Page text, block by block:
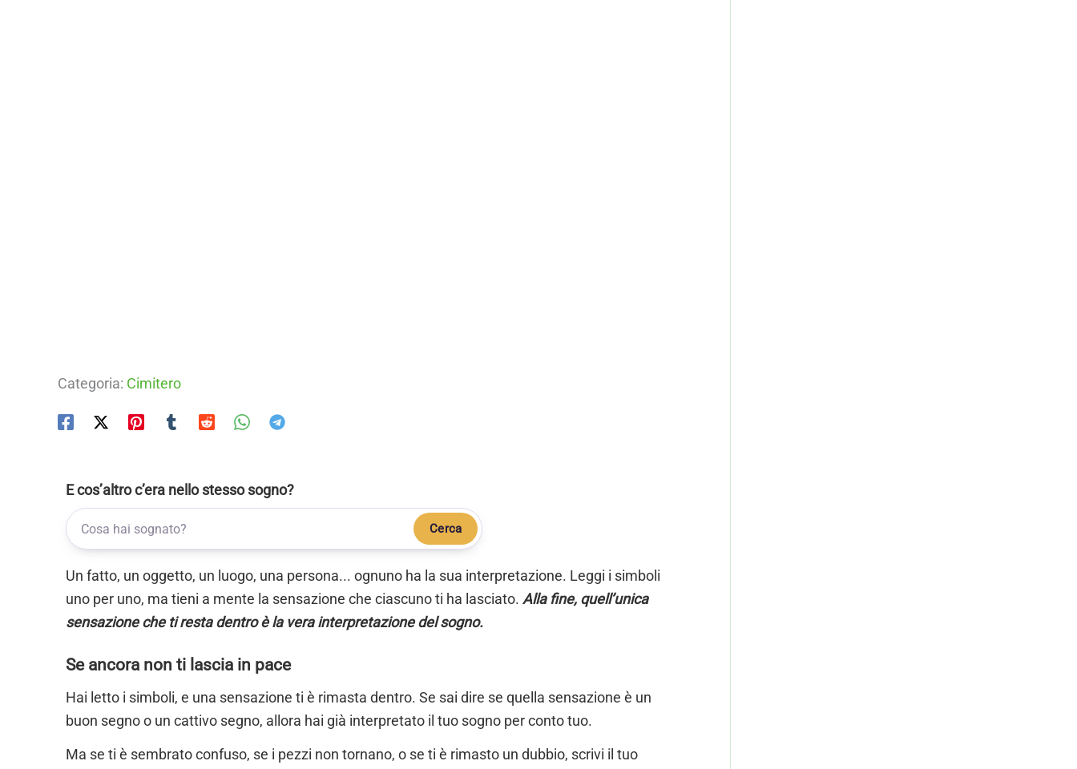
Categoria: Cimitero
E cos’altro c’era nello stesso sogno?
Cerca
Un fatto, un oggetto, un luogo, una persona... ognuno ha la sua interpretazione. Leggi i simboli
uno per uno, ma tieni a mente la sensazione che ciascuno ti ha lasciato. Alla fine, quell’unica
sensazione che ti resta dentro è la vera interpretazione del sogno.
Se ancora non ti lascia in pace
Hai letto i simboli, e una sensazione ti è rimasta dentro. Se sai dire se quella sensazione è un
buon segno o un cattivo segno, allora hai già interpretato il tuo sogno per conto tuo.
Ma se ti è sembrato confuso, se i pezzi non tornano, o se ti è rimasto un dubbio, scrivi il tuo